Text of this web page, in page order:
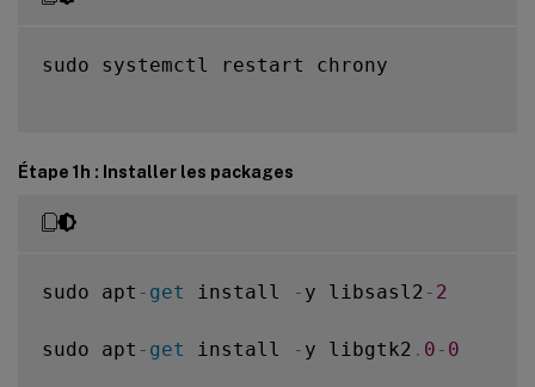
sudo systemctl restart chrony
Étape 1h : Installer les packages
sudo apt - get install - y libsasl2 - 2
sudo apt - get install - y libgtk2 . 0 - 0